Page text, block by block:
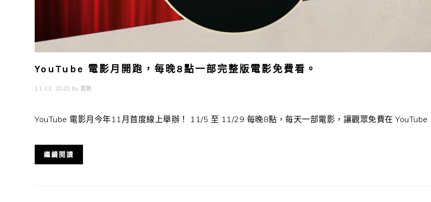
YouTube 電影月開跑，每晚8點一部完整版電影免費看。
11 13, 2020 by 雲爸
YouTube 電影月今年11月首度線上舉辦！ 11/5 至 11/29 每晚8點，每天一部電影，讓觀眾免費在 YouTube ...
繼續閱讀